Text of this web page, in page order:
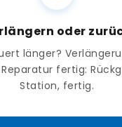
oder
länger?
fertig:
Station, fertig.